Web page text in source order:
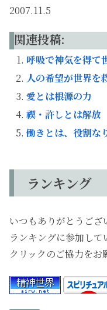
2007.11.5
関連投稿:
呼吸で神気を得て
人の希望が世界を
愛とは根源の力
禊・許しとは解放
働きとは、役割な
ランキング
いつもありがとうござ
ランキングに参加して
クリックのご協力をお